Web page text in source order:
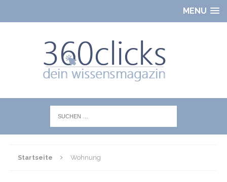
MENU
Startseite Wohnung